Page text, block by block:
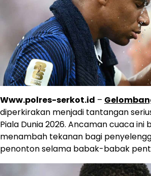
Www.polres-serkot.id –
diperkirakan menjadi tantangan
Piala Dunia 2026. Ancaman cuaca ini
menambah tekanan bagi
penonton selama babak-babak